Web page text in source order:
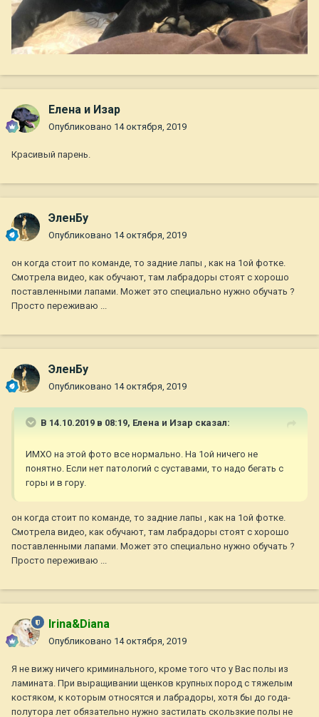
Елена и Изар
Опубликовано 14 октября, 2019
Красивый парень.
ЭленБу
Опубликовано 14 октября, 2019
он когда стоит по команде, то задние лапы , как на 1ой фотке.
Смотрела видео, как обучают, там лабрадоры стоят с хорошо
поставленными лапами. Может это специально нужно обучать ?
Просто переживаю ...
ЭленБу
Опубликовано 14 октября, 2019
В 14.10.2019 в 08:19, Елена и Изар сказал:
ИМХО на этой фото все нормально. На 1ой ничего не
понятно. Если нет патологий с суставами, то надо бегать с
горы и в гору.
он когда стоит по команде, то задние лапы , как на 1ой фотке.
Смотрела видео, как обучают, там лабрадоры стоят с хорошо
поставленными лапами. Может это специально нужно обучать ?
Просто переживаю ...
Irina&Diana
Опубликовано 14 октября, 2019
Я не вижу ничего криминального, кроме того что у Вас полы из
ламината. При выращивании щенков крупных пород с тяжелым
костяком, к которым относятся и лабрадоры, хотя бы до года-
полутора лет обязательно нужно застилать скользкие полы не